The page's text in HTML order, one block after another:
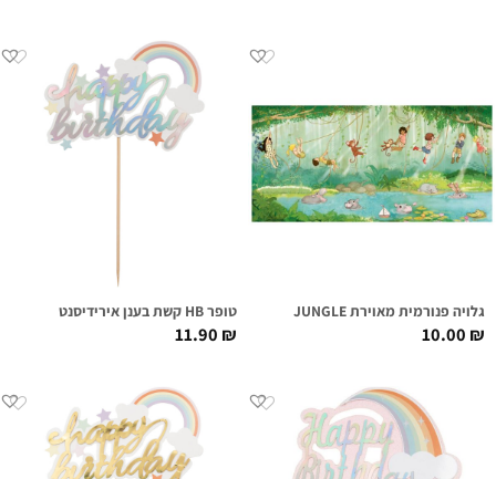
גלויה פנורמית מאוירת JUNGLE
10.00₪
טופר HB קשת בענן אירידיסנט
11.90₪